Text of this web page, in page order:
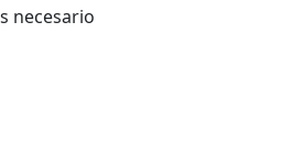
necesario